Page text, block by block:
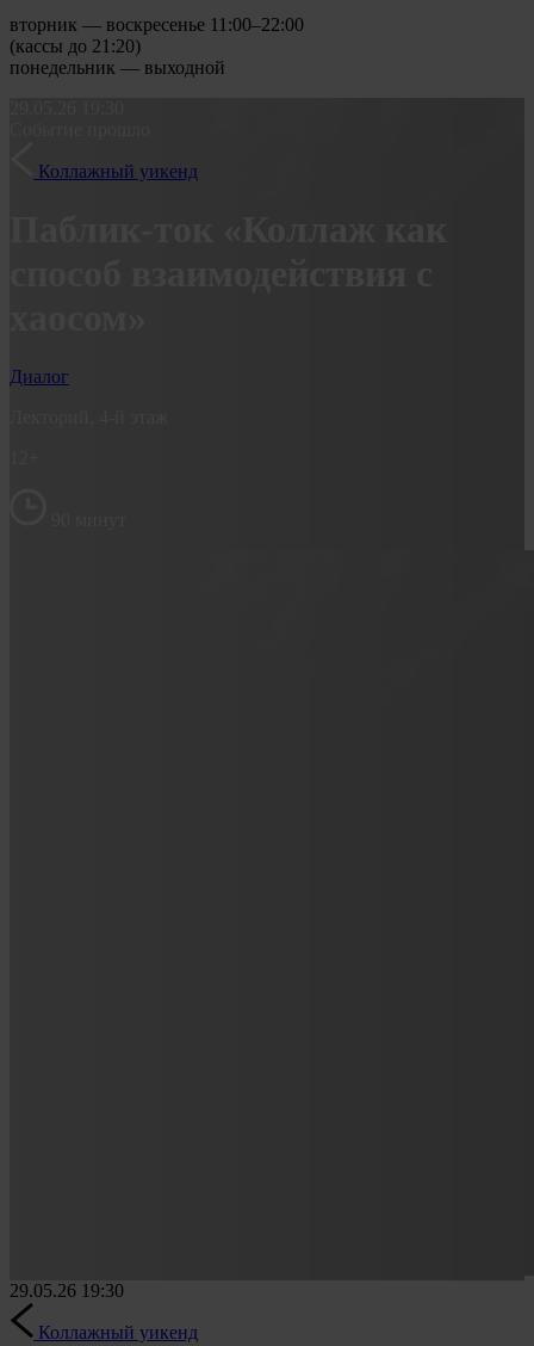
вторник — воскресенье 11:00–22:00
(кассы до 21:20)
понедельник — выходной
Коллажный уикенд
Диалог
29.05.26 19:30
Коллажный уикенд